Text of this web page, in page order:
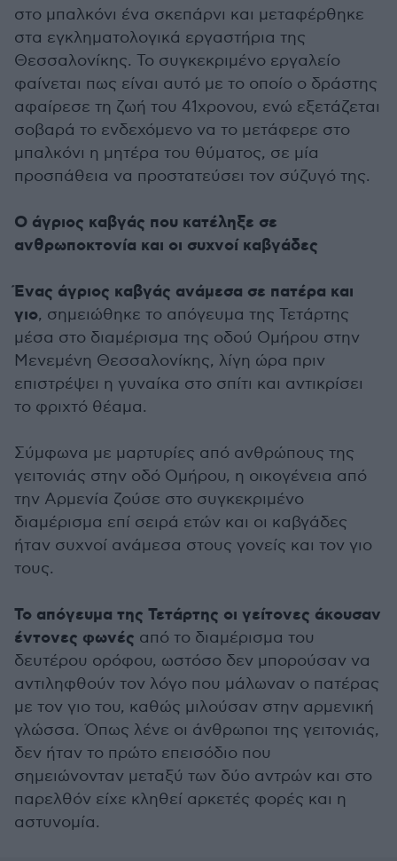
στο μπαλκόνι ένα σκεπάρνι και μεταφέρθηκε
στα εγκληματολογικά εργαστήρια της
Θεσσαλονίκης. Το συγκεκριμένο εργαλείο
φαίνεται πως είναι αυτό με το οποίο ο δράστης
αφαίρεσε τη ζωή του 41χρονου, ενώ εξετάζεται
σοβαρά το ενδεχόμενο να το μετάφερε στο
μπαλκόνι η μητέρα του θύματος, σε μία
προσπάθεια να προστατεύσει τον σύζυγό της.
Ο άγριος καβγάς που κατέληξε σε
ανθρωποκτονία και οι συχνοί καβγάδες
Ένας άγριος καβγάς ανάμεσα σε πατέρα και
γιο, σημειώθηκε το απόγευμα της Τετάρτης
μέσα στο διαμέρισμα της οδού Ομήρου στην
Μενεμένη Θεσσαλονίκης, λίγη ώρα πριν
επιστρέψει η γυναίκα στο σπίτι και αντικρίσει
το φριχτό θέαμα.
Σύμφωνα με μαρτυρίες από ανθρώπους της
γειτονιάς στην οδό Ομήρου, η οικογένεια από
την Αρμενία ζούσε στο συγκεκριμένο
διαμέρισμα επί σειρά ετών και οι καβγάδες
ήταν συχνοί ανάμεσα στους γονείς και τον γιο
τους.
Το απόγευμα της Τετάρτης οι γείτονες άκουσαν
έντονες φωνές από το διαμέρισμα του
δευτέρου ορόφου, ωστόσο δεν μπορούσαν να
αντιληφθούν τον λόγο που μάλωναν ο πατέρας
με τον γιο του, καθώς μιλούσαν στην αρμενική
γλώσσα. Όπως λένε οι άνθρωποι της γειτονιάς,
δεν ήταν το πρώτο επεισόδιο που
σημειώνονταν μεταξύ των δύο αντρών και στο
παρελθόν είχε κληθεί αρκετές φορές και η
αστυνομία.